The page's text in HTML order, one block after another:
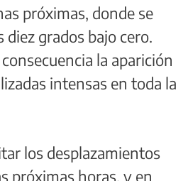
próximas, donde se
grados bajo cero.
la aparición
intensas en toda la
los desplazamientos
próximas horas, y en